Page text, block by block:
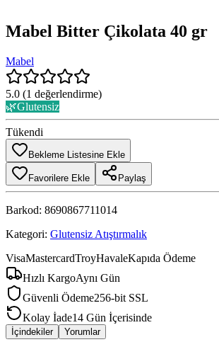
Mabel Bitter Çikolata 40 gr
Mabel
5.0 (1 değerlendirme)
🌿Glutensiz
Tükendi
Bekleme Listesine Ekle
Favorilere Ekle Paylaş
Barkod: 8690867711014
Kategori: Glutensiz Atıştırmalık
VisaMastercardTroyHavaleKapıda Ödeme
Hızlı KargoAynı Gün
Güvenli Ödeme256-bit SSL
Kolay İade14 Gün İçerisinde
İçindekiler Yorumlar